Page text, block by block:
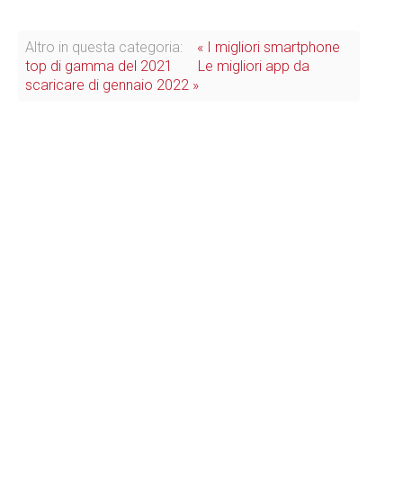
Altro in questa categoria:
« I migliori smartphone
top di gamma del 2021
Le migliori app da
scaricare di gennaio 2022 »